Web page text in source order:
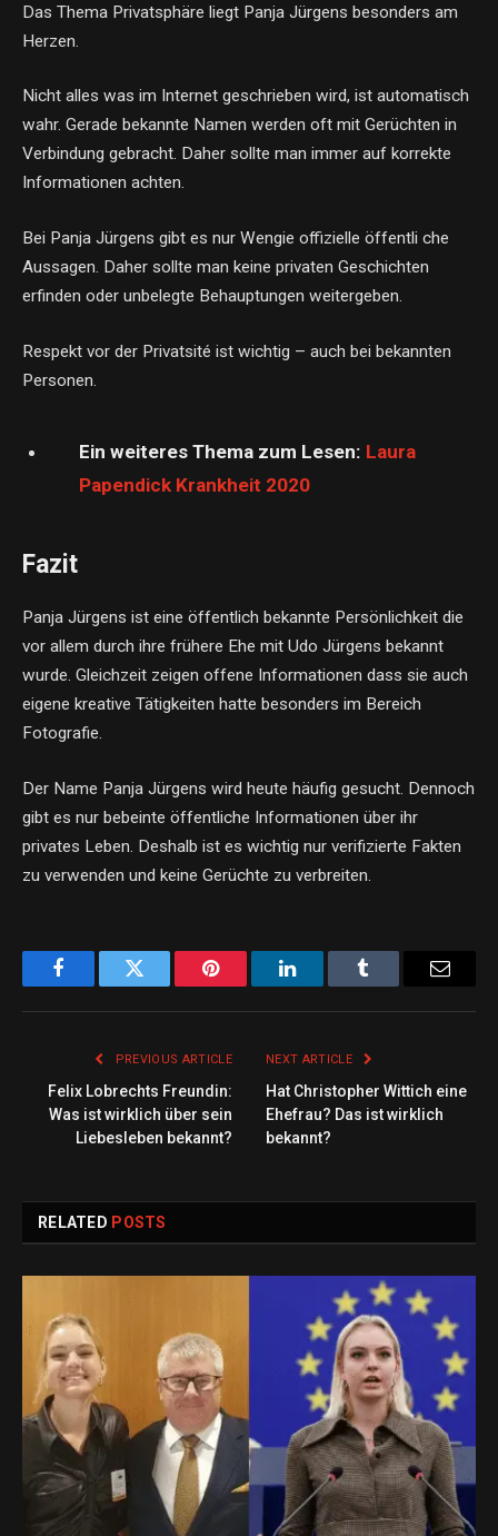
Das Thema Privatsphäre liegt Panja Jürgens besonders am
Herzen.
Nicht alles was im Internet geschrieben wird, ist automatisch
wahr. Gerade bekannte Namen werden oft mit Gerüchten in
Verbindung gebracht. Daher sollte man immer auf korrekte
Informationen achten.
Bei Panja Jürgens gibt es nur Wengie offizielle öffentli che
Aussagen. Daher sollte man keine privaten Geschichten
erfinden oder unbelegte Behauptungen weitergeben.
Respekt vor der Privatsité ist wichtig – auch bei bekannten
Personen.
Ein weiteres Thema zum Lesen: Laura
Papendick Krankheit 2020
Fazit
Panja Jürgens ist eine öffentlich bekannte Persönlichkeit die
vor allem durch ihre frühere Ehe mit Udo Jürgens bekannt
wurde. Gleichzeit zeigen offene Informationen dass sie auch
eigene kreative Tätigkeiten hatte besonders im Bereich
Fotografie.
Der Name Panja Jürgens wird heute häufig gesucht. Dennoch
gibt es nur bebeinte öffentliche Informationen über ihr
privates Leben. Deshalb ist es wichtig nur verifizierte Fakten
zu verwenden und keine Gerüchte zu verbreiten.
FacebookTwitter Pinterest LinkedInTumblr Email
PREVIOUS ARTICLE
Felix Lobrechts Freundin:
Was ist wirklich über sein
Liebesleben bekannt?
NEXT ARTICLE
Hat Christopher Wittich eine
Ehefrau? Das ist wirklich
bekannt?
RELATED POSTS